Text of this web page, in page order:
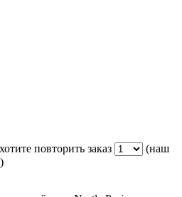
повторить заказ
(наш